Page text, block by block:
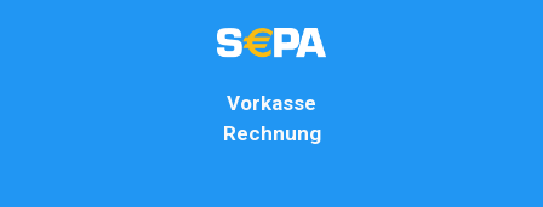
Vorkasse
Rechnung